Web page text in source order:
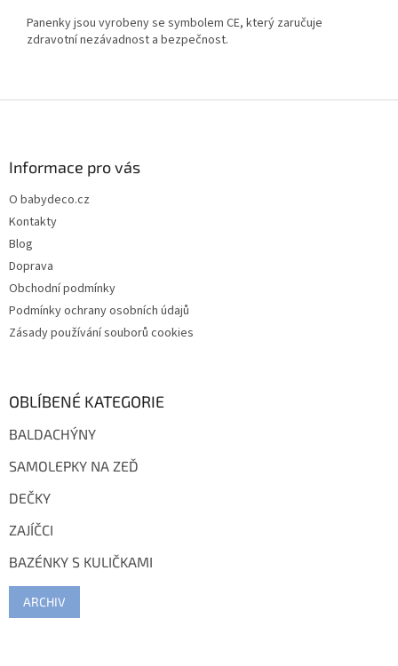
Panenky jsou vyrobeny se symbolem CE, který zaručuje
zdravotní nezávadnost a bezpečnost.
Informace pro vás
O babydeco.cz
Kontakty
Blog
Doprava
Obchodní podmínky
Podmínky ochrany osobních údajů
Zásady používání souborů cookies
OBLÍBENÉ KATEGORIE
BALDACHÝNY
SAMOLEPKY NA ZEĎ
DEČKY
ZAJÍČCI
BAZÉNKY S KULIČKAMI
ARCHIV